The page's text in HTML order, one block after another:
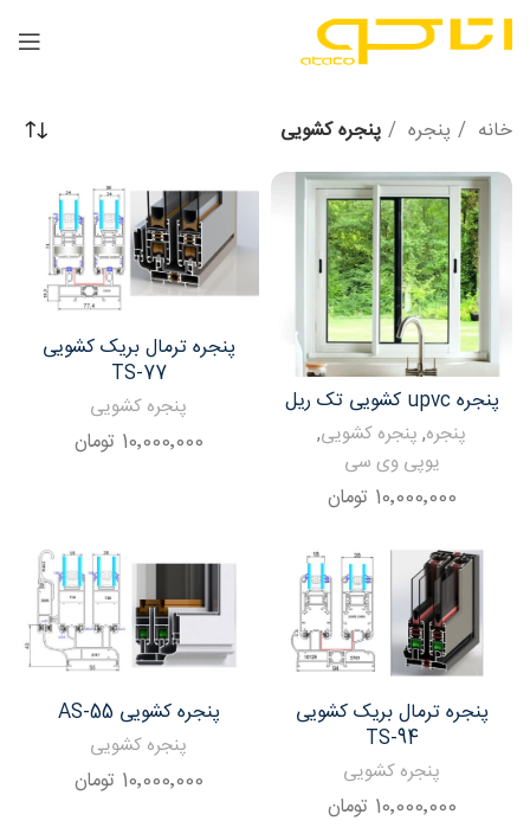
خانه پنجره پنجره کشویی
پنجره upvc کشویی تک ریل
پنجره, پنجره کشویی,
یوپی وی سی
10٬000٬000 تومان
پنجره ترمال بریک کشویی
TS-77
پنجره کشویی
10٬000٬000 تومان
پنجره ترمال بریک کشویی
TS-94
پنجره کشویی
10٬000٬000 تومان
پنجره کشویی AS-55
پنجره کشویی
10٬000٬000 تومان